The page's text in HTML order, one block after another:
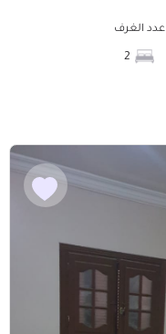
عدد الغرف